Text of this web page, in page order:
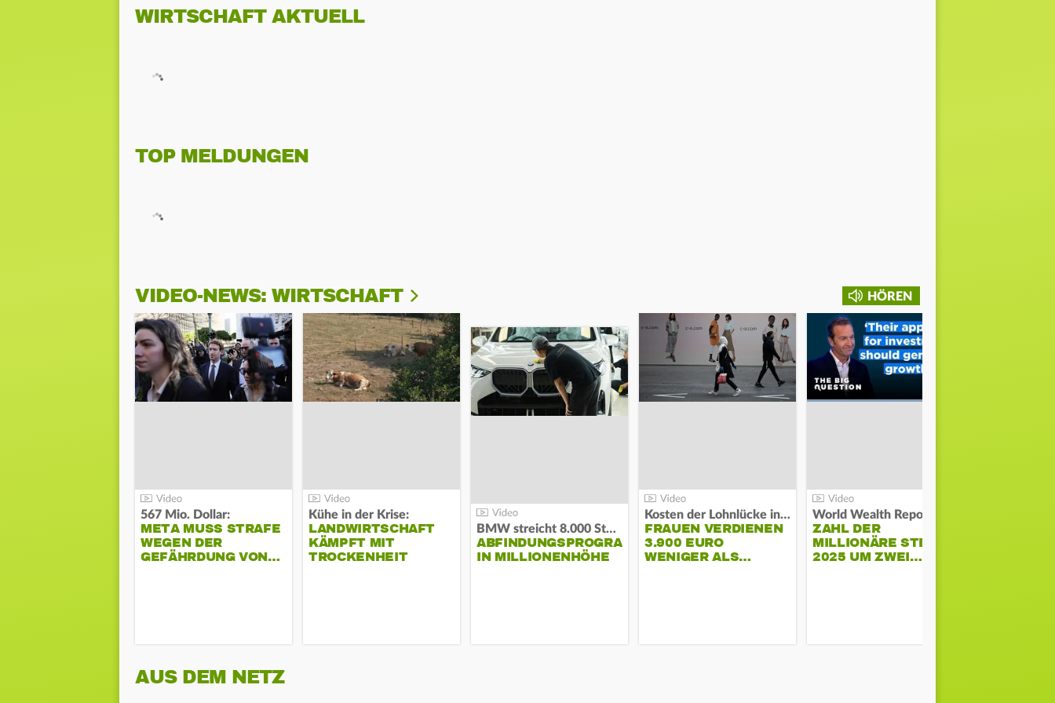
WIRTSCHAFT AKTUELL
TOP MELDUNGEN
HÖREN
VIDEO-NEWS: WIRTSCHAFT
567 Mio. Dollar:
META MUSS STRAFE
WEGEN DER
GEFÄHRDUNG VON…
Kühe in der Krise:
LANDWIRTSCHAFT
KÄMPFT MIT
TROCKENHEIT
BMW streicht 8.000 Stellen:
ABFINDUNGSPROGRAMM
IN MILLIONENHÖHE
Kosten der Lohnlücke in der EU:
FRAUEN VERDIENEN
3.900 EURO
WENIGER ALS…
World Wealth Report:
ZAHL DER
MILLIONÄRE STEIGT
2025 UM ZWEI…
AUS DEM NETZ